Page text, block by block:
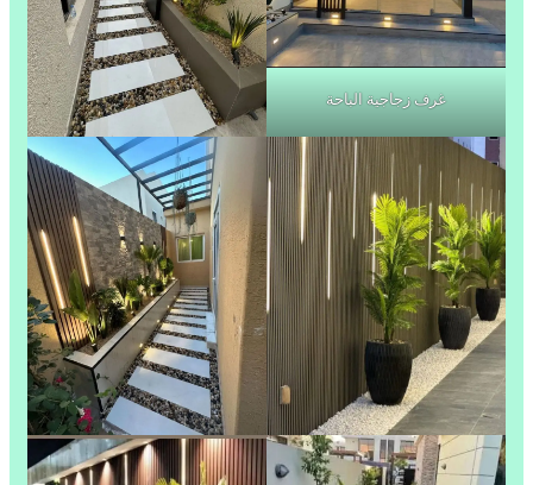
غرف زجاجية الباحة